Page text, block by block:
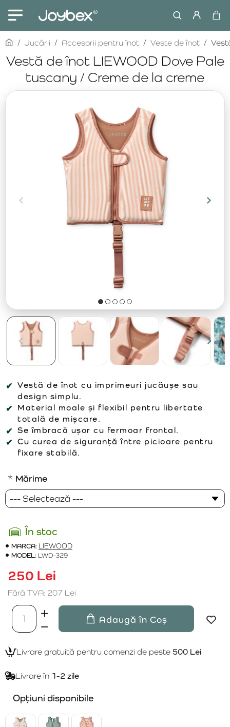
Vestă de înot LIEWOOD Dove Pale
tuscany / Creme de la creme
homeJucării Accesorii pentru înot Veste de înot
Vestă de înot cu imprimeuri jucăușe sau
design simplu.
Material moale și flexibil pentru libertate
totală de mișcare.
Se îmbracă ușor cu fermoar frontal.
Cu curea de siguranță între picioare pentru
fixare stabilă.
În stoc
MARCA: LIEWOOD
MODEL: LWD-329
250 Lei
Fără TVA: 207 Lei
Mărime
Adaugă în Coș
Livrare gratuită pentru comenzi de peste 500 Lei
Livrare în 1-2 zile
Opțiuni disponibile